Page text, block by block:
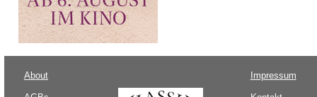
About Impressum